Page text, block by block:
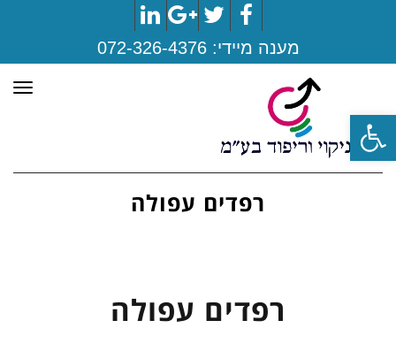
פתח סרגל נגישות
Facebook
Twitter
Google+
LinkedIn
מענה מיידי:072-326-4376
רפדים עפולה
רפדים עפולה